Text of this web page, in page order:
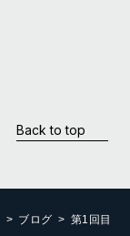
Back to top
ブログ 第1回目